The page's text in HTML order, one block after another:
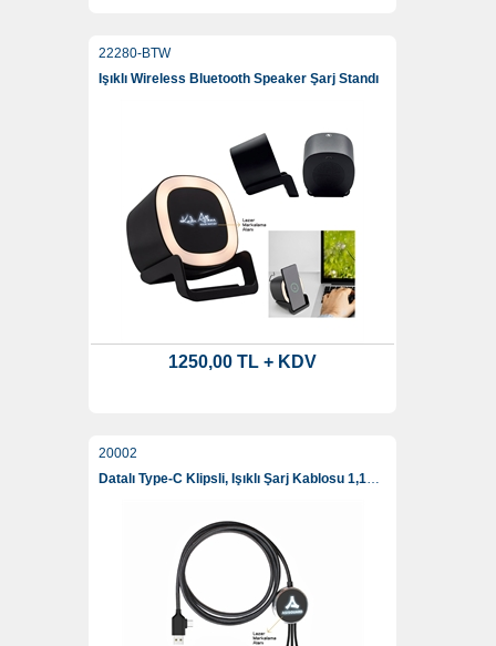
22280-BTW
Işıklı Wireless Bluetooth Speaker Şarj Standı
1250,00 TL + KDV
20002
Datalı Type-C Klipsli, Işıklı Şarj Kablosu 1,15 Cm Kılıfsız